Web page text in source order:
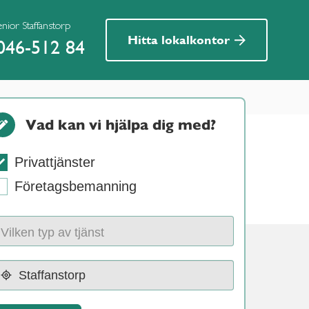
Staffanstorp
512 84 Hitta lokalkontor
Vad kan vi hjälpa dig med?
Privattjänster
Företagsbemanning